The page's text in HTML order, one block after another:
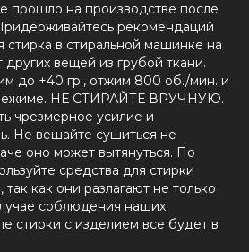
прошло на производстве после
рекомендаций
стирка в стиральной машинке на
других вещей из грубой ткани.
до +40 гр., отжим 800 об./мин. и
режиме. НЕ СТИРАЙТЕ ВРУЧНУЮ.
чрезмерное усилие и
Не вешайте сушиться не
оно может вытянуться. По
средства для стирки
как они разлагают не только
соблюдения наших
стирки с изделием все будет в